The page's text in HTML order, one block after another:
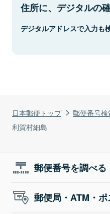
日本郵便トップ 郵便番号検
利賀村細島
住所に、デジタルの
デジタルアドレスで入力も
郵便番号を調べる
郵便局・ATM・